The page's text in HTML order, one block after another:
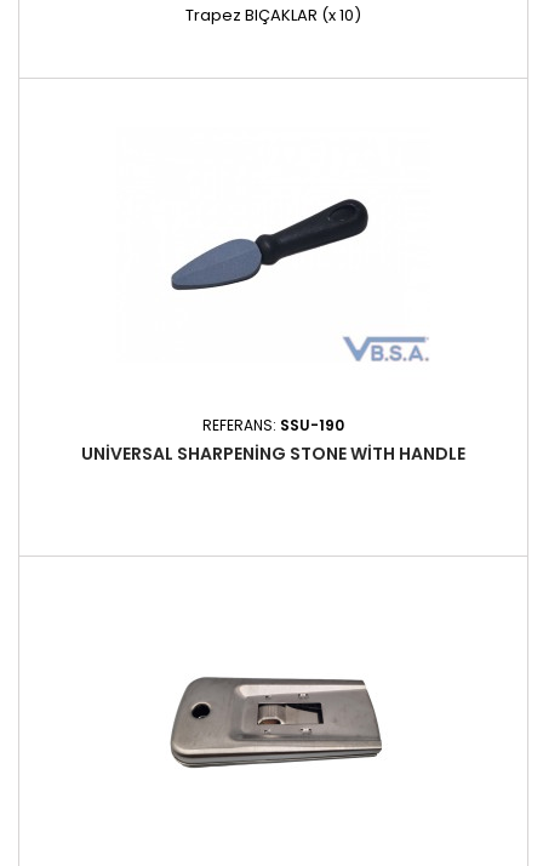
Trapez BIÇAKLAR (x 10)
REFERANS: SSU-190
UNIVERSAL SHARPENING STONE WITH HANDLE